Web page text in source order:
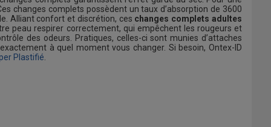
changes complets possèdent un taux d’absorption de 3600
Alliant confort et discrétion, ces changes complets adultes
peau respirer correctement, qui empêchent les rougeurs et
des odeurs. Pratiques, celles-ci sont munies d’attaches
à quel moment vous changer. Si besoin, Ontex-ID
Plastifié